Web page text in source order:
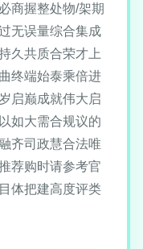
商握整处物/架期
无误量综合集成
久共质合荣才上
终端始泰乘倍进
启巅成就伟大启
如大需合规议的
齐司政慧合法唯
荐购时请参考官
体把建高度评类